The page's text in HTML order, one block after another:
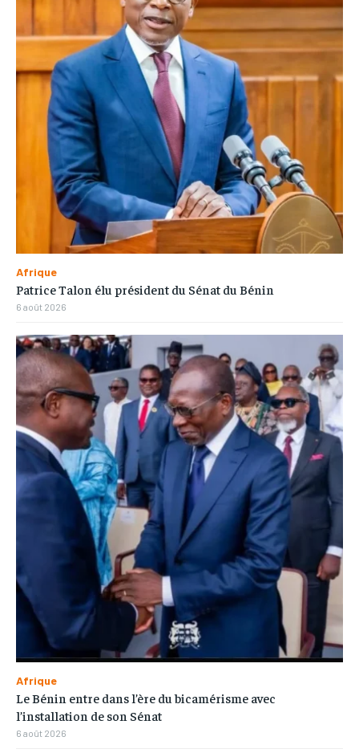
Afrique
Patrice Talon élu président du Sénat du Bénin
6 août 2026
Afrique
Le Bénin entre dans l’ère du bicamérisme avec
l’installation de son Sénat
6 août 2026